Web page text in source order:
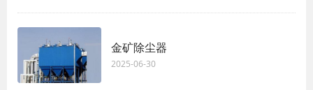
金矿除尘器
2025-06-30